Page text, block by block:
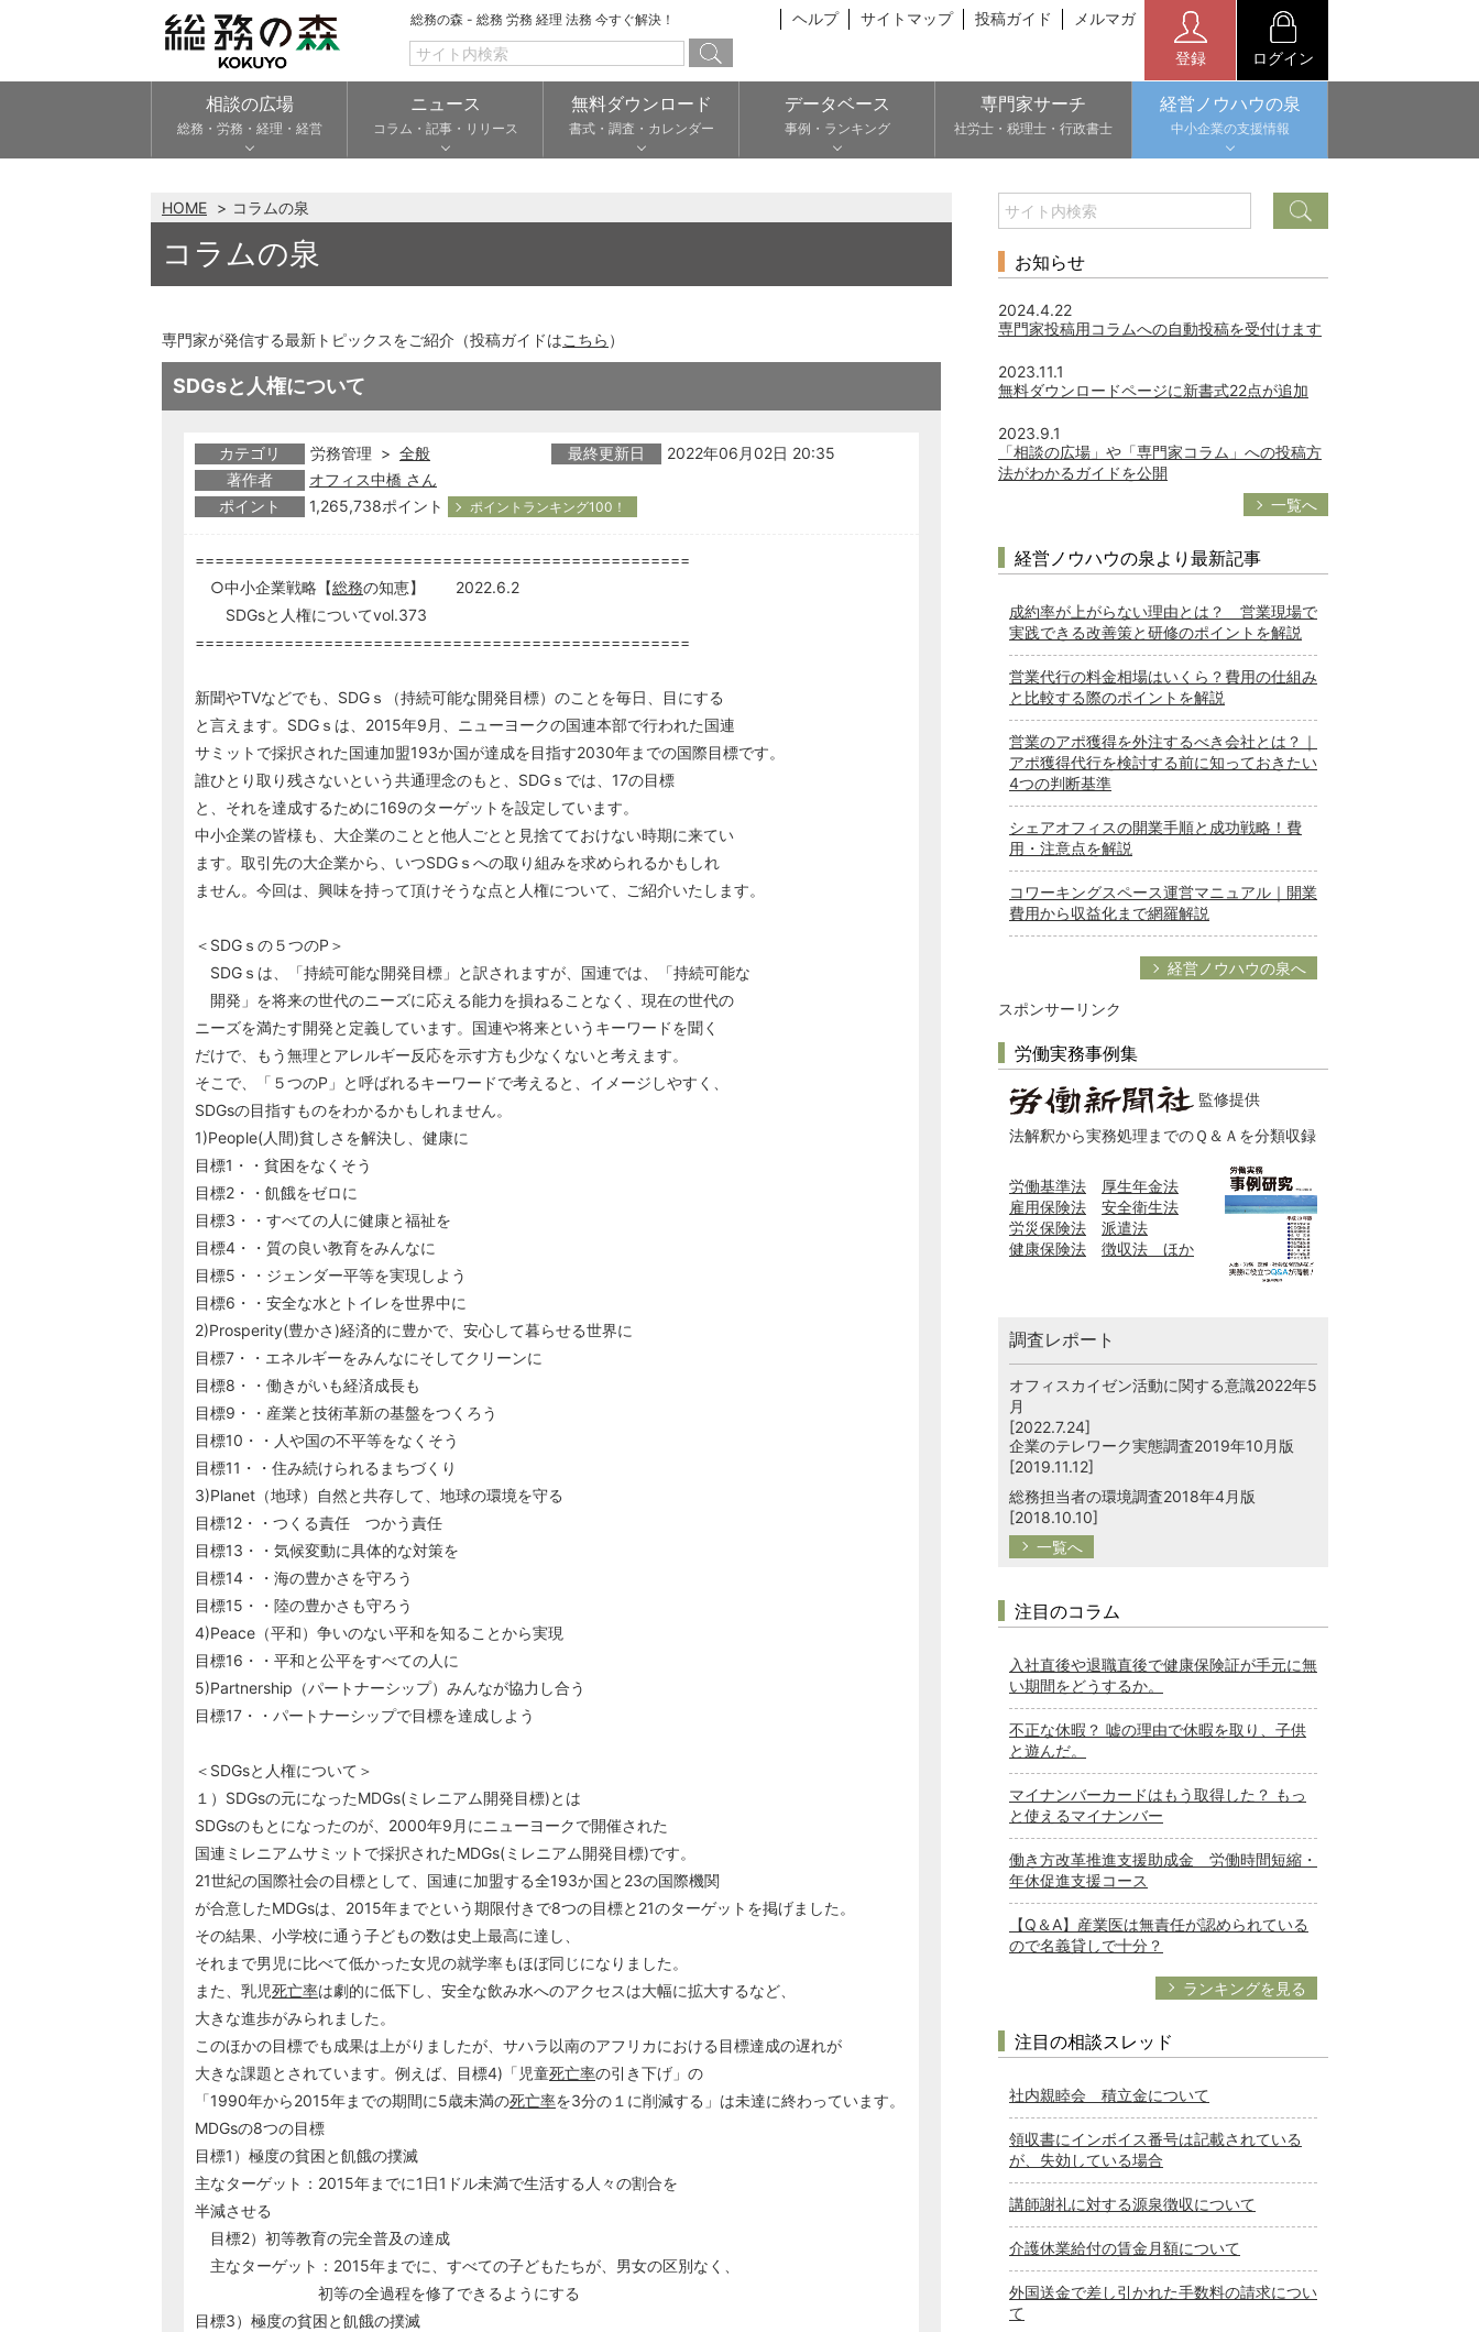
総務の森 - 総務 労務 経理 法務 今すぐ解決！ ヘルプ サイトマップ 投稿ガイド メルマガ
登録 ログイン
相談の広場
総務・労務・経理・経営
ニュース
コラム・記事・リリース
無料ダウンロード
書式・調査・カレンダー
データベース
事例・ランキング
専門家サーチ
社労士・税理士・行政書士
経営ノウハウの泉
中小企業の支援情報
HOME コラムの泉
コラムの泉
専門家が発信する最新トピックスをご紹介（投稿ガイドはこちら ）
SDGsと人権について
カテゴリ 労務管理 > 全般 最終更新日
2022年06月02日 20:35
著作者
オフィス中橋 さん
ポイント
1,265,738ポイント ポイントランキング100！
==================================================
○中小企業戦略【総務の知恵】 2022.6.2
SDGsと人権についてvol.373
==================================================
新聞やTVなどでも、SDGｓ（持続可能な開発目標）のことを毎日、目にする
と言えます。SDGｓは、2015年9月、ニューヨークの国連本部で行われた国連
サミットで採択された国連加盟193か国が達成を目指す2030年までの国際目標です。
誰ひとり取り残さないという共通理念のもと、SDGｓでは、17の目標
と、それを達成するために169のターゲットを設定しています。
中小企業の皆様も、大企業のことと他人ごとと見捨てておけない時期に来てい
ます。取引先の大企業から、いつSDGｓへの取り組みを求められるかもしれ
ません。今回は、興味を持って頂けそうな点と人権について、ご紹介いたします。
＜SDGｓの５つのP＞
SDGｓは、「持続可能な開発目標」と訳されますが、国連では、「持続可能な
開発」を将来の世代のニーズに応える能力を損ねることなく、現在の世代の
ニーズを満たす開発と定義しています。国連や将来というキーワードを聞く
だけで、もう無理とアレルギー反応を示す方も少なくないと考えます。
そこで、「５つのP」と呼ばれるキーワードで考えると、イメージしやすく、
SDGsの目指すものをわかるかもしれません。
1)People(人間)貧しさを解決し、健康に
目標1・・貧困をなくそう
目標2・・飢餓をゼロに
目標3・・すべての人に健康と福祉を
目標4・・質の良い教育をみんなに
目標5・・ジェンダー平等を実現しよう
目標6・・安全な水とトイレを世界中に
2)Prosperity(豊かさ)経済的に豊かで、安心して暮らせる世界に
目標7・・エネルギーをみんなにそしてクリーンに
目標8・・働きがいも経済成長も
目標9・・産業と技術革新の基盤をつくろう
目標10・・人や国の不平等をなくそう
目標11・・住み続けられるまちづくり
3)Planet（地球）自然と共存して、地球の環境を守る
目標12・・つくる責任 つかう責任
目標13・・気候変動に具体的な対策を
目標14・・海の豊かさを守ろう
目標15・・陸の豊かさも守ろう
4)Peace（平和）争いのない平和を知ることから実現
目標16・・平和と公平をすべての人に
5)Partnership（パートナーシップ）みんなが協力し合う
目標17・・パートナーシップで目標を達成しよう
＜SDGsと人権について＞
１）SDGsの元になったMDGs(ミレニアム開発目標)とは
SDGsのもとになったのが、2000年9月にニューヨークで開催された
国連ミレニアムサミットで採択されたMDGs(ミレニアム開発目標)です。
21世紀の国際社会の目標として、国連に加盟する全193か国と23の国際機関
が合意したMDGsは、2015年までという期限付きで8つの目標と21のターゲットを掲げました。
その結果、小学校に通う子どもの数は史上最高に達し、
それまで男児に比べて低かった女児の就学率もほぼ同じになりました。
また、乳児死亡率は劇的に低下し、安全な飲み水へのアクセスは大幅に拡大するなど、
大きな進歩がみられました。
このほかの目標でも成果は上がりましたが、サハラ以南のアフリカにおける目標達成の遅れが
大きな課題とされています。例えば、目標4)「児童死亡率の引き下げ」の
「1990年から2015年までの期間に5歳未満の死亡率を3分の１に削減する」は未達に終わっています。
MDGsの8つの目標
目標1）極度の貧困と飢餓の撲滅
主なターゲット：2015年までに1日1ドル未満で生活する人々の割合を
半減させる
目標2）初等教育の完全普及の達成
主なターゲット：2015年までに、すべての子どもたちが、男女の区別なく、
初等の全過程を修了できるようにする
目標3）極度の貧困と飢餓の撲滅
お知らせ
2024.4.22
専門家投稿用コラムへの自動投稿を受付けます
2023.11.1
無料ダウンロードページに新書式22点が追加
2023.9.1
「相談の広場」や「専門家コラム」への投稿方
法がわかるガイドを公開
一覧へ
経営ノウハウの泉より最新記事
成約率が上がらない理由とは？ 営業現場で
実践できる改善策と研修のポイントを解説
営業代行の料金相場はいくら？費用の仕組み
と比較する際のポイントを解説
営業のアポ獲得を外注するべき会社とは？｜
アポ獲得代行を検討する前に知っておきたい
4つの判断基準
シェアオフィスの開業手順と成功戦略！費
用・注意点を解説
コワーキングスペース運営マニュアル｜開業
費用から収益化まで網羅解説
経営ノウハウの泉へ
スポンサーリンク
労働実務事例集
監修提供
法解釈から実務処理までのＱ＆Ａを分類収録
労働基準法
厚生年金法
雇用保険法
安全衛生法
労災保険法
派遣法
健康保険法
徴収法 ほか
調査レポート
オフィスカイゼン活動に関する意識2022年5
月
[2022.7.24]
企業のテレワーク実態調査2019年10月版
[2019.11.12]
総務担当者の環境調査2018年4月版
[2018.10.10]
一覧へ
注目のコラム
入社直後や退職直後で健康保険証が手元に無
い期間をどうするか。
不正な休暇？ 嘘の理由で休暇を取り、子供
と遊んだ。
マイナンバーカードはもう取得した？ もっ
と使えるマイナンバー
働き方改革推進支援助成金 労働時間短縮・
年休促進支援コース
【Q＆A】産業医は無責任が認められている
ので名義貸しで十分？
ランキングを見る
注目の相談スレッド
社内親睦会 積立金について
領収書にインボイス番号は記載されている
が、失効している場合
講師謝礼に対する源泉徴収について
介護休業給付の賃金月額について
外国送金で差し引かれた手数料の請求につい
て